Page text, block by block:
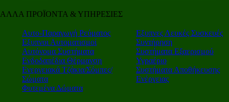
ΑΛΛΑ ΠΡΟΪΟΝΤΑ & ΥΠΗΡΕΣΙΕΣ
Αυτο-Παραγωγή Ρεύματος
Εξυπνοι Αυτοματισμοί
Αυτόνομα Συστήματα
Ενδοδαπέδια Θέρμανση
Ενεργειακά Τζάκια/Σόμπες/
Σώματα
Φυτεμένα Δώματα
Εξυπνες Λευκές Συσκευές
Συντήρηση
Συστήματα Εξαερισμού
Υγραέριο
Συστήματα Αποθήκευσης
Ενέργειας